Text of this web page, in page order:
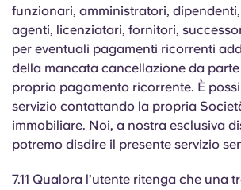
funzionari, amministratori,
agenti, licenziatari, fornitori,
per eventuali pagamenti ricorrenti
della mancata cancellazione da
proprio pagamento ricorrente. È
servizio contattando la propria
immobiliare. Noi, a nostra esclusiva
potremo disdire il presente servizio
7.11 Qualora l’utente ritenga che una